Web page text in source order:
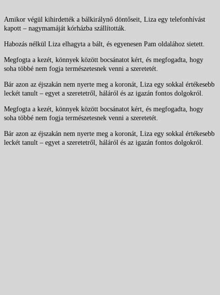
Amikor végül kihirdették a bálkirálynő döntőseit, Liza egy telefonhívást
kapott – nagymamáját kórházba szállították.
Habozás nélkül Liza elhagyta a bált, és egyenesen Pam oldalához sietett.
Megfogta a kezét, könnyek között bocsánatot kért, és megfogadta, hogy
soha többé nem fogja természetesnek venni a szeretetét.
Bár azon az éjszakán nem nyerte meg a koronát, Liza egy sokkal értékesebb
leckét tanult – egyet a szeretetről, háláról és az igazán fontos dolgokról.
Megfogta a kezét, könnyek között bocsánatot kért, és megfogadta, hogy
soha többé nem fogja természetesnek venni a szeretetét.
Bár azon az éjszakán nem nyerte meg a koronát, Liza egy sokkal értékesebb
leckét tanult – egyet a szeretetről, háláról és az igazán fontos dolgokról.